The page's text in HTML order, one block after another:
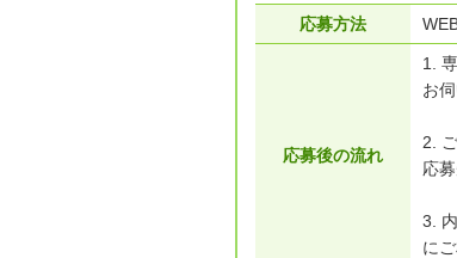
応募方法
応募後の流れ
1.
お
2.
応
3.
に